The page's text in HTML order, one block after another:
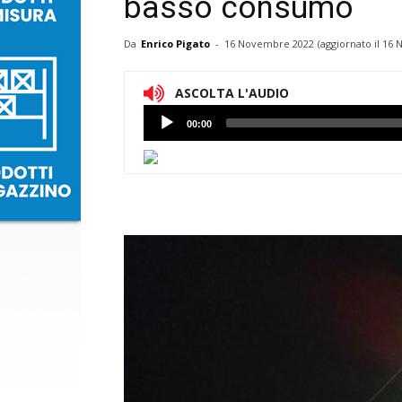
basso consumo
Da Enrico Pigato - 16 Novembre 2022 (aggiornato il 16
ASCOLTA L'AUDIO
Lettore
Audio
00:00